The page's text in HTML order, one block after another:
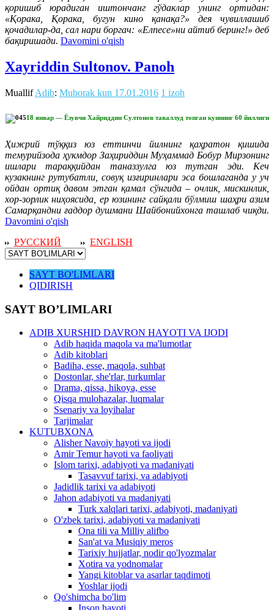
қоришиб юрадиган иштончанг гўдаклар унинг ортидан:
«Қорака, Қорака, бугун кино қанақа?» дея чувиллашиб
қочадилар-да, сал нари боргач: «Елпесе»ни айтиб беринг!» деб
бақиришади. Davomini o'qish
Xayriddin Sultonov. Panoh
MuallifAdib: Muborak kun 17.01.2016 1 izoh
18 январ — Ёзувчи Хайриддин Султонов таваллуд топган куннинг 60 йиллиги
Ҳижрий тўққиз юз еттинчи йилнинг қаҳратон қишида
темурийзода ҳукмдор Заҳириддин Муҳаммад Бобур Мирзонинг
ишлари тараққийдан таназзулга юз тутган эди. Кеч
кузакнинг рутубатли, совуқ изғиринлари эса бошлаганда у уч
ойдан ортиқ давом этган қамал сўнгида – очлик, мискинлик,
хор-зорлик ниҳоясида, ер юзининг сайқали бўлмиш шаҳри азим
Самарқандни ғаддор душмани Шайбонийхонга ташлаб чиқди.
Davomini o'qish
РУССКИЙ
ENGLISH
SAYT BO'LIMLARI
QIDIRISH
SAYT BO’LIMLARI
ADIB XURSHID DAVRON HAYOTI VA IJODI
Adib haqida maqola va ma'lumotlar
Adib kitoblari
Badiha, esse, maqola, suhbat
Dostonlar, she'rlar, turkumlar
Drama, qissa, hikoya, esse
Qisqa mulohazalar, luqmalar
Ssenariy va loyihalar
Tarjimalar
KUTUBXONA
Alisher Navoiy hayoti va ijodi
Amir Temur hayoti va faoliyati
Islom tarixi, adabiyoti va madaniyati
Tasavvuf tarixi, va adabiyoti
Jadidlik tarixi va adabiyoti
Jahon adabiyoti va madaniyati
Turk xalqlari tarixi, adabiyoti, madaniyati
O'zbek tarixi, adabiyoti va madaniyati
Ona tili va Milliy alifbo
San'at va Musiqiy meros
Tarixiy hujjatlar, nodir qo'lyozmalar
Xotira va yodnomalar
Yangi kitoblar va asarlar taqdimoti
Yoshlar ijodi
Qo'shimcha bo'lim